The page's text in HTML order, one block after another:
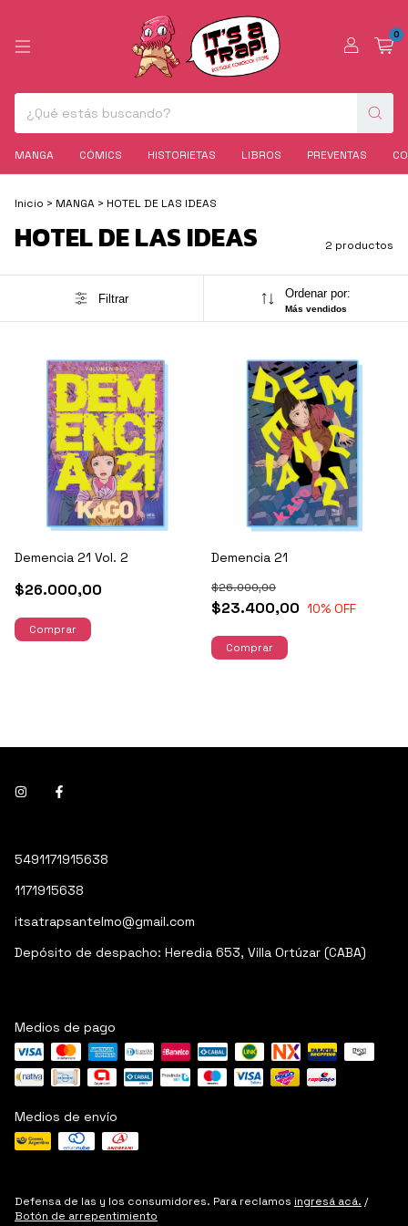
0
MANGA CÓMICS HISTORIETAS LIBROS PREVENTAS
Inicio > MANGA > HOTEL DE LAS IDEAS
HOTEL DE LAS IDEAS 2 productos
Filtrar Ordenar por:
Más vendidos
Demencia 21 Vol. 2
$26.000,00
Demencia 21
$23.400,00
$26.000,00
10% OFF
5491171915638
1171915638
itsatrapsantelmo@gmail.com
Depósito de despacho: Heredia 653, Villa Ortúzar (CABA)
Medios de pago
Medios de envío
Defensa de las y los consumidores. Para reclamos ingresá acá. /
Botón de arrepentimiento